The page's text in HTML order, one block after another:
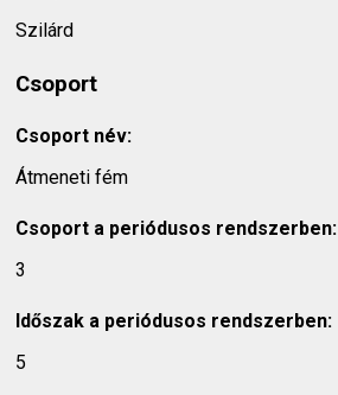
Szilárd
Csoport
Csoport név:
Átmeneti fém
Csoport a periódusos rendszerben:
3
Időszak a periódusos rendszerben:
5